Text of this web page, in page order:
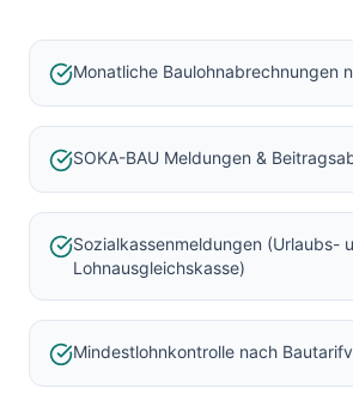
Monatliche Baulohnabrechnungen
SOKA-BAU Meldungen &
Sozialkassenmeldungen (Urlaubs-
Lohnausgleichskasse)
Mindestlohnkontrolle nach